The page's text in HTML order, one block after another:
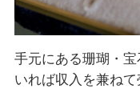
手元にある珊瑚・
いれば収入を兼ねて